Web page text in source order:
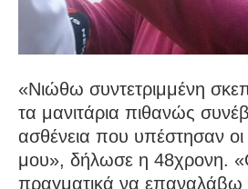
«Νιώθω συντετριμμένη
τα μανιτάρια πιθανώς
ασθένεια που υπέστησαν
μου», δήλωσε η 48χρονη.
πραγματικά να επαναλάβω